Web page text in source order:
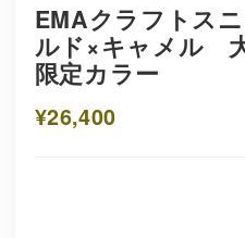
EMAクラフトス
ルド×キャメル
限定カラー
¥26,400